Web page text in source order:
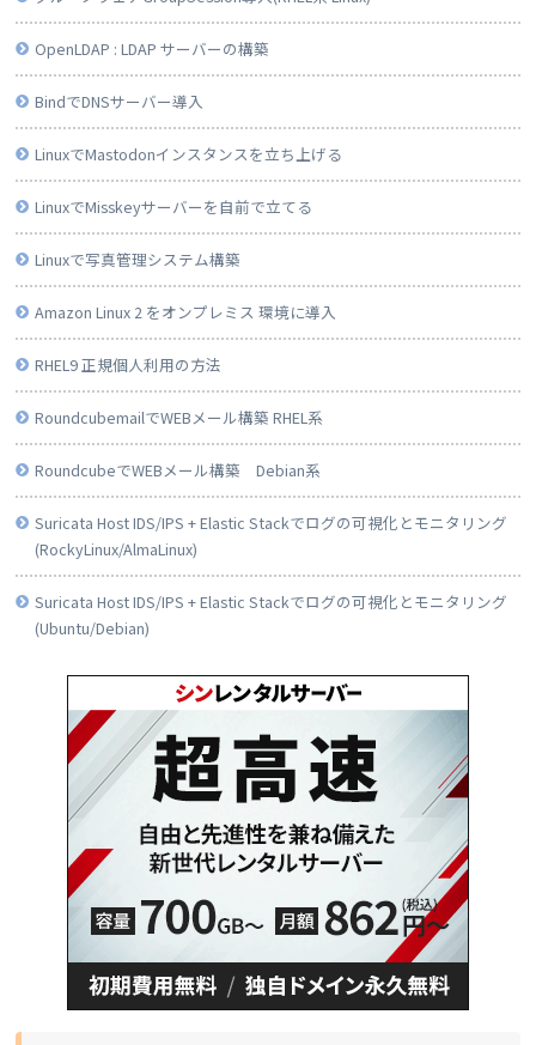
OpenLDAP : LDAP サーバーの構築
BindでDNSサーバー導入
LinuxでMastodonインスタンスを立ち上げる
LinuxでMisskeyサーバーを自前で立てる
Linuxで写真管理システム構築
Amazon Linux 2 をオンプレミス 環境に導入
RHEL9 正規個人利用の方法
RoundcubemailでWEBメール構築 RHEL系
RoundcubeでWEBメール構築 Debian系
Suricata Host IDS/IPS + Elastic Stackでログの可視化とモニタリング
(RockyLinux/AlmaLinux)
Suricata Host IDS/IPS + Elastic Stackでログの可視化とモニタリング
(Ubuntu/Debian)